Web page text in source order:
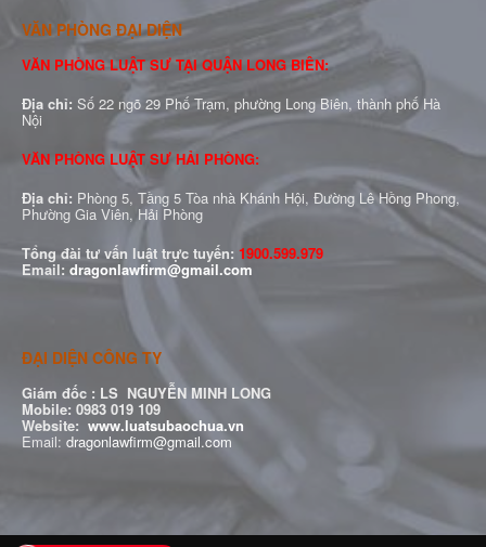
VĂN PHÒNG ĐẠI DIỆN
VĂN PHÒNG LUẬT SƯ TẠI QUẬN LONG BIÊN:
Địa chỉ: Số 22 ngõ 29 Phố Trạm, phường Long Biên, thành phố Hà
Nội
VĂN PHÒNG LUẬT SƯ HẢI PHÒNG:
Địa chỉ: Phòng 5, Tầng 5 Tòa nhà Khánh Hội, Đường Lê Hồng Phong,
Phường Gia Viên, Hải Phòng
Tổng đài tư vấn luật trực tuyến: 1900.599.979
Email: dragonlawfirm@gmail.com
ĐẠI DIỆN CÔNG TY
Giám đốc : LS NGUYỄN MINH LONG
Mobile: 0983 019 109
Website: www.luatsubaochua.vn
Email: dragonlawfirm@gmail.com